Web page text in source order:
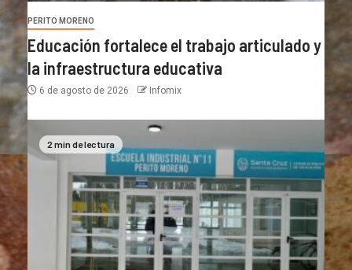
PERITO MORENO
Educación fortalece el trabajo articulado y
la infraestructura educativa
6 de agosto de 2026 Infomix
2 min de lectura